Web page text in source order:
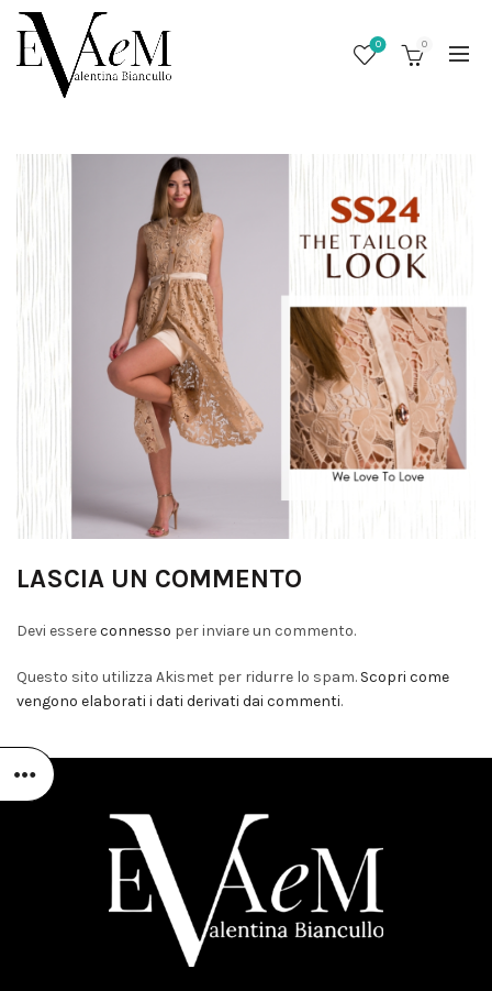
0 0
LASCIA UN COMMENTO
Devi essereconnesso per inviare un commento.
Questo sito utilizza Akismet per ridurre lo spam. Scopri come
vengono elaborati i dati derivati dai commenti.